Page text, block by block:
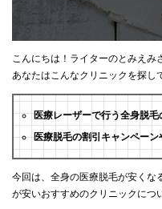
こんにちは！ライターのとみえみ
あなたはこんなクリニックを探し
医療レーザーで行う全身脱
医療脱毛の割引キャンペー
今回は、全身の医療脱毛が安くな
が安いおすすめのクリニックにつ